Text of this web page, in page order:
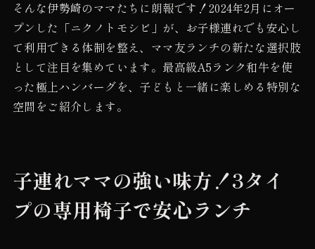
そんな伊勢崎のママたちに朗報です！2024年2月にオー
プンした「ニクノトモシビ」が、お子様連れでも安心し
て利用できる体制を整え、ママ友ランチの新たな選択肢
として注目を集めています。最高級A5ランク和牛を使
った極上ハンバーグを、子どもと一緒に楽しめる特別な
空間をご紹介します。
子連れママの強い味方！3タイ
プの専用椅子で安心ランチ